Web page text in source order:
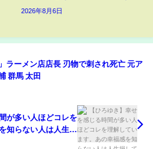
2026年8月6日
ラーメン店店長 刃物で刺され死亡 元ア
群馬 太田
が多い人ほどコレを
知らない人は人生損